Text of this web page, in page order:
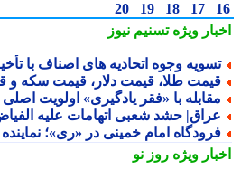
17
18
19
20
ویژهتسنیم نیوز
وجوه اتحادیه های اصناف با تأخیر
طلا، قیمت دلار، قیمت سکه و قیمت ارز
با «فقر یادگیری» اولویت اصلی
حشد شعبی اتهامات علیه الفیاض
امام خمینی در «ری»؛ نماینده
ویژهروز نو